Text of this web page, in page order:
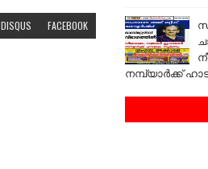
DISQUS FACEBOOK
നമ്പ്യാർക്ക്